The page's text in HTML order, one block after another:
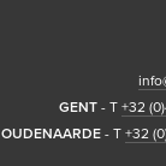
GENT - T +32
OUDENAARDE - T +32